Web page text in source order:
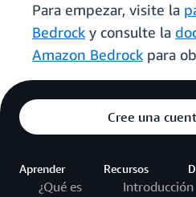
Para empezar, visite la
Bedrock y consulte la
Amazon Bedrock para
Cree una
Aprender
¿Qué es
Recursos
Introducción